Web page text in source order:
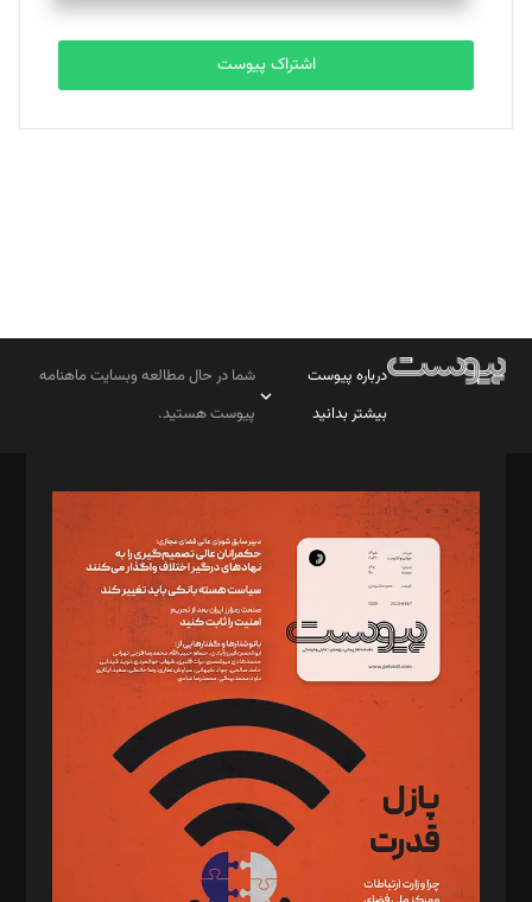
تحریریه
بابک نقاش
تحریریه
اشتراک پیوست
درباره پیوست
بیشتر بدانید
شما در حال مطالعه وبسایت ماهنامه
پیوست هستید.
مدیر مسئول: محمدباقر اثنی‌عشری
سردبیر: مهرک محمودی
دبیر تحریریه: میثم قاسمی
د‌بیر ناداستان: سمانه سمیع
د‌بیر خدمت و تجارت: ابوالفضل رجبی
د‌بیر حقوق فناوری: حسام‌الدین ایپکچی
د‌بیر پیوست جهان: مینا پاکدل
د‌بیر تحریریه آنلاین: بابک نقاش
تحریریه‌: مجتبی محمود‌ی، آرش برهمند، یسنا امان‌پور، سروش کرمیان،
مصطفی مسجدی آرانی، ابوالفضل رجبی، زهرا فکرانه، فائزه فتحی
رستمی،مصطفی باستان
ویرایش: نگار استاد‌‌آقا